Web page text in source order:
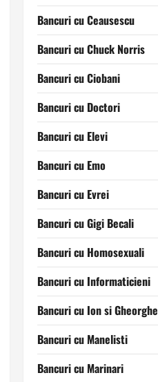
Bancuri cu Ceausescu
Bancuri cu Chuck Norris
Bancuri cu Ciobani
Bancuri cu Doctori
Bancuri cu Elevi
Bancuri cu Emo
Bancuri cu Evrei
Bancuri cu Gigi Becali
Bancuri cu Homosexuali
Bancuri cu Informaticieni
Bancuri cu Ion si Gheorghe
Bancuri cu Manelisti
Bancuri cu Marinari